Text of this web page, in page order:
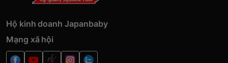
Hộ kinh doanh Japanbaby
Mạng xã hội